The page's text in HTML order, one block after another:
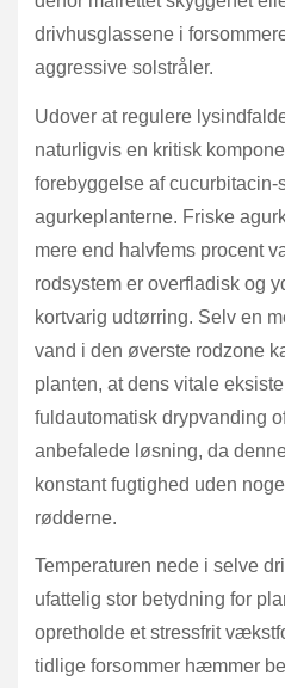
drivhusglassene i
aggressive solstråler.
Udover at regulere
naturligvis en kritisk
forebyggelse af cucurbitacin-
agurkeplanterne. Friske
mere end halvfems procent
rodsystem er overfladisk og
kortvarig udtørring. Selv en
vand i den øverste rodzone
planten, at dens vitale
fuldautomatisk drypvanding
anbefalede løsning, da
konstant fugtighed uden
rødderne.
Temperaturen nede i selve
ufattelig stor betydning for
opretholde et stressfrit
tidlige forsommer hæmmer